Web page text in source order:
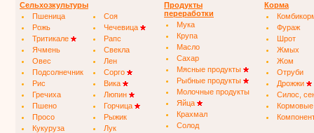
Сельхозкультуры
Пшеница
Соя
Рожь
Чечевица
Тритикале
Рапс
Ячмень
Свекла
Овес
Лен
Подсолнечник
Сорго
Рис
Вика
Гречиха
Люпин
Пшено
Горчица
Просо
Рыжик
Кукуруза
Лук
Продукты
переработки
Мука
Крупа
Масло
Сахар
Мясные продукты
Рыбные продукты
Молочные продукты
Яйца
Крахмал
Солод
Корма
Фураж
Шрот
Жмых
Жом
Отруби
Дрожжи
Силос,